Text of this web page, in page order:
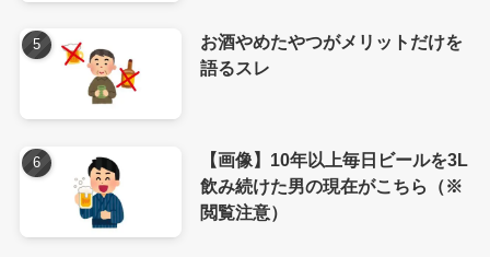
お酒やめたやつがメリットだけを
語るスレ
【画像】10年以上毎日ビールを3L
飲み続けた男の現在がこちら（※
閲覧注意）